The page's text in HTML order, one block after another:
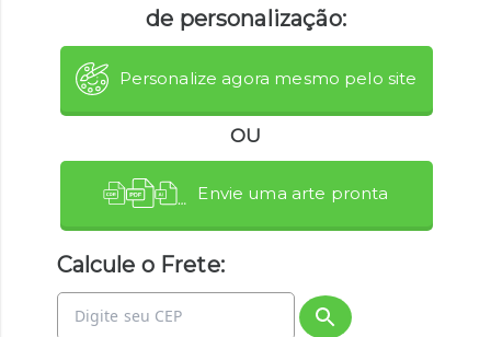
de personalização:
Personalize agora mesmo pelo site
OU
Envie uma arte pronta
Calcule o Frete: